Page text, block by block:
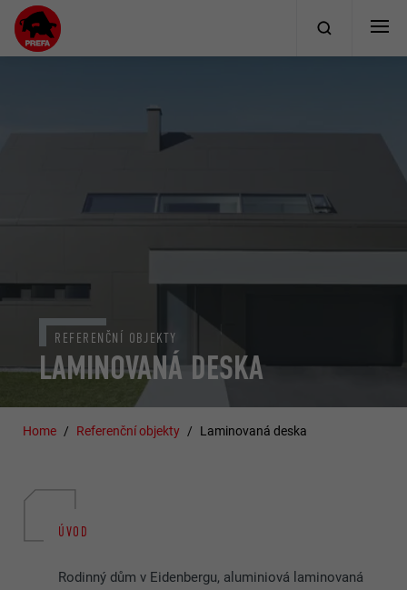
LAMINOVANÁ DESKA
REFERENČNÍ OBJEKTY
Home Referenční objekty Laminovaná deska
ÚVOD
Rodinný dům v Eidenbergu, aluminiová laminovaná